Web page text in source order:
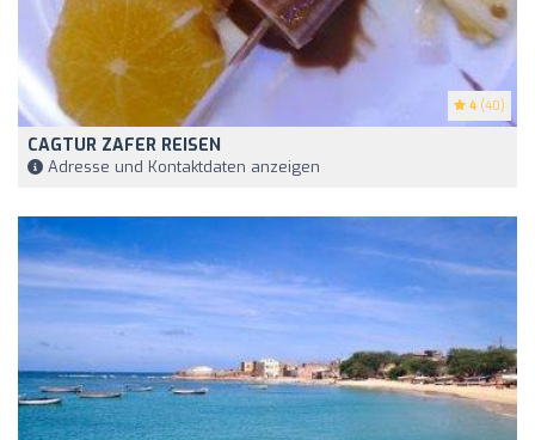
4 (40)
CAGTUR ZAFER REISEN
Adresse und Kontaktdaten anzeigen